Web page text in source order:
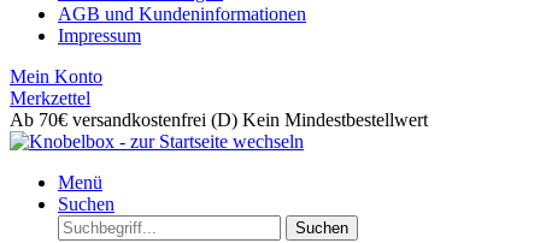
AGB und Kundeninformationen
Impressum
Mein Konto
Merkzettel
Ab 70€ versandkostenfrei (D) Kein Mindestbestellwert
Menü
Suchen
Suchen